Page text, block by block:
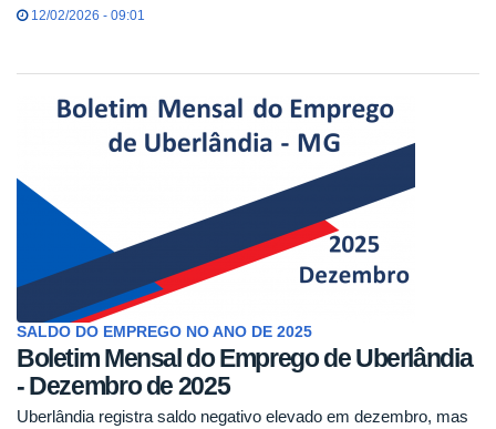
12/02/2026 - 09:01
SALDO DO EMPREGO NO ANO DE 2025
Boletim Mensal do Emprego de Uberlândia
- Dezembro de 2025
Uberlândia registra saldo negativo elevado em dezembro, mas